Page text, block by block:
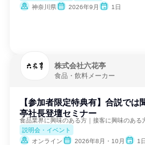
神奈川県
2026年9月 1日
株式会社六花亭
食品・飲料メーカー
【参加者限定特典有】合説では
亭社長登壇セミナー
食品業界に興味のある方｜接客に興味のある
説明会・イベント
オンライン
2026年8月・10月 1日